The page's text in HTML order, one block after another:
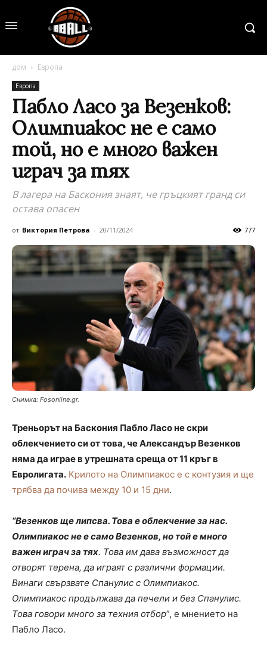
дом Европа
Европа
Пабло Ласо за Везенков:
Олимпиакос не е само
той, но е много важен
играч за тях
В лагера на Баскония знаят, че гръцкият гранд си
остава опасен
от Виктория Петрова - 20/11/2024 777
Снимка: Fosonline.gr.
Треньорът на Баскония Пабло Ласо не скри
облекчението си от това, че Александър Везенков
няма да играе в утрешната среща от 11 кръг в
Евролигата. Крилото на Олимпиакос е с контузия и ще
трябва да почива между 10 и 15 дни.
“Везенков ще липсва. Това е облекчение за нас.
Олимпиакос не е само Везенков, но той е много
важен играч за тях. Това им дава възможност да
отворят терена, да играят с различни формации.
Винаги свързвате Спанулис с Олимпиакос.
Олимпиакос продължава да печели и без Спанулис.
Това говори много за техния отбор”, е мнението на
Пабло Ласо.